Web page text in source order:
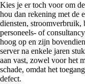
Kies je er toch voor om
hou dan rekening met de
diensten, stroomverbruik,
personeels- of
hoog op en zijn
server na enkele jaren
aan vast, zowel voor het
schade, omdat het
defect.